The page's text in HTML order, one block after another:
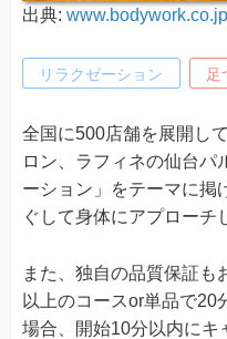
出典: www.bodywork.co.jp
リラクゼーション 足
全国に500店舗を展開し
ロン、ラフィネの仙台パ
ーション」をテーマに掲
ぐして身体にアプローチ
また、独自の品質保証も
以上のコースor単品で20
場合、開始10分以内にキ